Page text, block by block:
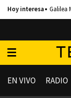
Galilea
EN VIVO RADIO